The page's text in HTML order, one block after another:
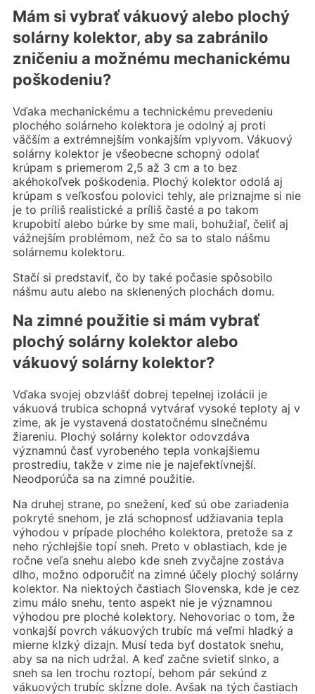
Mám si vybrať vákuový alebo plochý
solárny kolektor, aby sa zabránilo
zničeniu a možnému mechanickému
poškodeniu?
Vďaka mechanickému a technickému prevedeniu
plochého solárneho kolektora je odolný aj proti
väčším a extrémnejším vonkajším vplyvom. Vákuový
solárny kolektor je všeobecne schopný odolať
krúpam s priemerom 2,5 až 3 cm a to bez
akéhokoľvek poškodenia. Plochý kolektor odolá aj
krúpam s veľkosťou polovici tehly, ale priznajme si nie
je to príliš realistické a príliš časté a po takom
krupobití alebo búrke by sme mali, bohužiaľ, čeliť aj
vážnejším problémom, než čo sa to stalo nášmu
solárnemu kolektoru.
Stačí si predstaviť, čo by také počasie spôsobilo
nášmu autu alebo na sklenených plochách domu.
Na zimné použitie si mám vybrať
plochý solárny kolektor alebo
vákuový solárny kolektor?
Vďaka svojej obzvlášť dobrej tepelnej izolácii je
vákuová trubica schopná vytvárať vysoké teploty aj v
zime, ak je vystavená dostatočnému slnečnému
žiareniu. Plochý solárny kolektor odovzdáva
významnú časť vyrobeného tepla vonkajšiemu
prostrediu, takže v zime nie je najefektívnejší.
Neodporúča sa na zimné použitie.
Na druhej strane, po snežení, keď sú obe zariadenia
pokryté snehom, je zlá schopnosť udžiavania tepla
výhodou v prípade plochého kolektora, pretože sa z
neho rýchlejšie topí sneh. Preto v oblastiach, kde je
ročne veľa snehu alebo kde sneh zvyčajne zostáva
dlho, možno odporučiť na zimné účely plochý solárny
kolektor. Na niektoých častiach Slovenska, kde je cez
zimu málo snehu, tento aspekt nie je významnou
výhodou pre ploché kolektory. Nehovoriac o tom, že
vonkajší povrch vákuových trubíc má veľmi hladký a
mierne klzký dizajn. Musí teda byť dostatok snehu,
aby sa na nich udržal. A keď začne svietiť slnko, a
sneh sa len trochu roztopí, behom pár sekúnd z
vákuových trubíc skĺzne dole. Avšak na tých častiach